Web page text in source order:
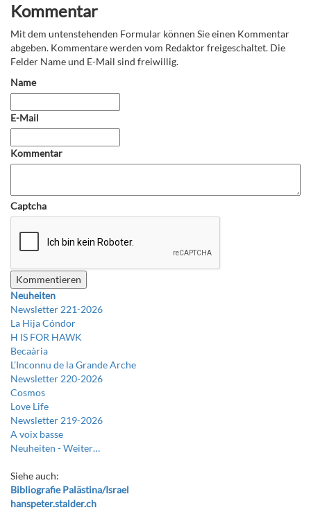
Kommentar
Mit dem untenstehenden Formular können Sie einen Kommentar
abgeben. Kommentare werden vom Redaktor freigeschaltet. Die
Felder Name und E-Mail sind freiwillig.
Name
E-Mail
Kommentar
Captcha
Neuheiten
Newsletter 221-2026
La Hija Cóndor
H IS FOR HAWK
Becaària
L’Inconnu de la Grande Arche
Newsletter 220-2026
Cosmos
Love Life
Newsletter 219-2026
A voix basse
Neuheiten -Weiter…
Siehe auch:
Bibliografie Palästina/Israel
hanspeter.stalder.ch